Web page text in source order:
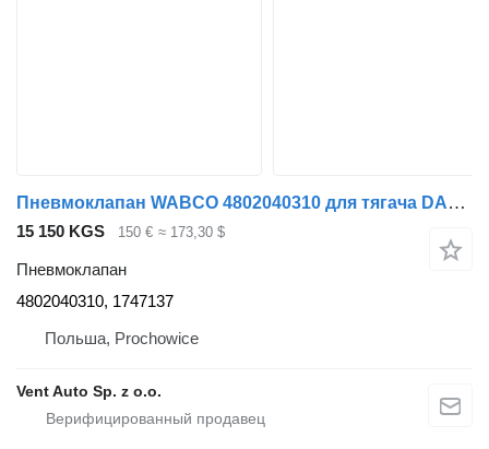
Пневмоклапан WABCO 4802040310 для тягача DAF XF 106
15 150 KGS 150 € ≈ 173,30 $
Пневмоклапан
4802040310, 1747137
Польша, Prochowice
Vent Auto Sp. z o.o.